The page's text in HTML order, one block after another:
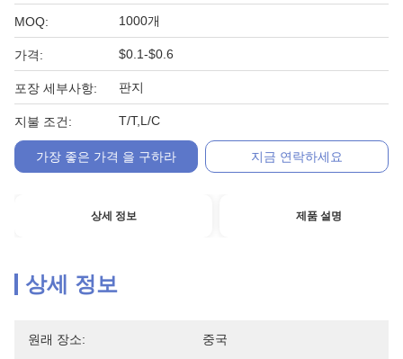
MOQ: 1000개
가격: $0.1-$0.6
포장 세부사항: 판지
지불 조건: T/T,L/C
가장 좋은 가격 을 구하라 지금 연락하세요
상세 정보 제품 설명
상세 정보
원래 장소: 중국